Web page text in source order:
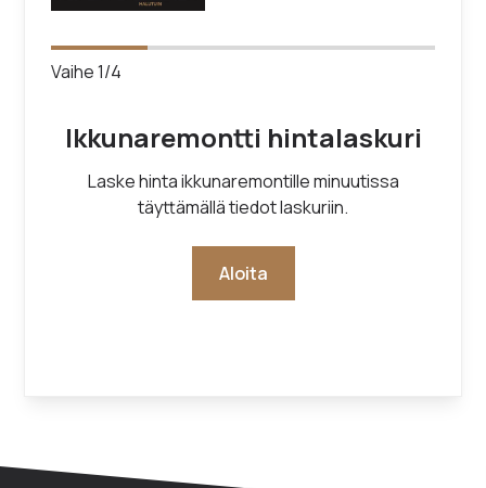
Vaihe1/4
Ikkunaremontti hintalaskuri
Laske hinta ikkunaremontille minuutissa
täyttämällä tiedot laskuriin.
Aloita